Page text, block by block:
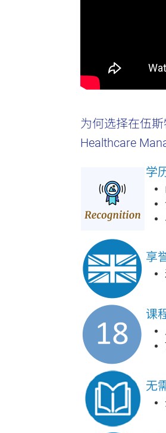
为何选择在伍
Healthcare
学
享
课
无